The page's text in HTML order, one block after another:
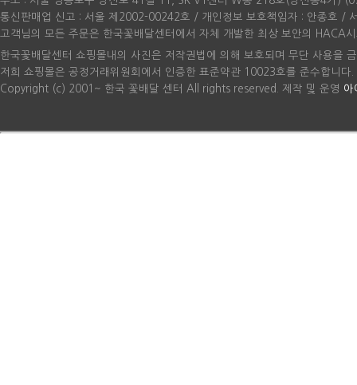
통신판매업 신고 : 서울 제2002-00242호 / 개인정보 보호책임자 : 안종호 /
고객님의 모든 주문은 한국꽃배달센터에서 자체 개발한 최상 보안의 HACA
한국꽃배달센터 쇼핑몰내의 사진은 저작권법에 의해 보호되며 무단 사용을
저희 쇼핑몰은 공정거래위원회에서 인증한 표준약관 10023호를 준수합니다.
Copyright (c) 2001~ 한국 꽃배달 센터 All rights reserved. 제작 및 운영 아